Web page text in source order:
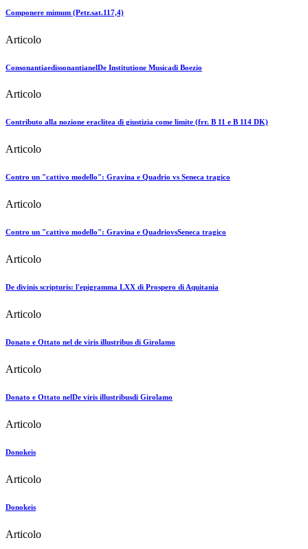
Componere mimum (Petr.sat.117,4)
Articolo
ConsonantiaedissonantianelDe Institutione Musicadi Boezio
Articolo
Contributo alla nozione eraclitea di giustizia come limite (frr. B 11 e B 114 DK)
Articolo
Contro un "cattivo modello": Gravina e Quadrio vs Seneca tragico
Articolo
Contro un "cattivo modello": Gravina e QuadriovsSeneca tragico
Articolo
De divinis scripturis: l'epigramma LXX di Prospero di Aquitania
Articolo
Donato e Ottato nel de viris illustribus di Girolamo
Articolo
Donato e Ottato nelDe viris illustribusdi Girolamo
Articolo
Donokeis
Articolo
Donokeis
Articolo